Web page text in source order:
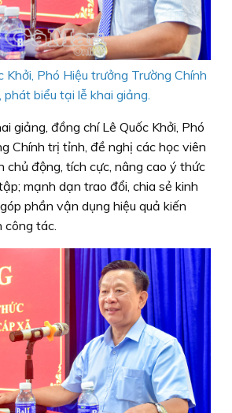
Khởi, Phó Hiệu trưởng Trường Chính
phát biểu tại lễ khai giảng.
giảng, đồng chí Lê Quốc Khởi, Phó
Chính trị tỉnh, đề nghị các học viên
chủ động, tích cực, nâng cao ý thức
mạnh dạn trao đổi, chia sẻ kinh
phần vận dụng hiệu quả kiến
công tác.